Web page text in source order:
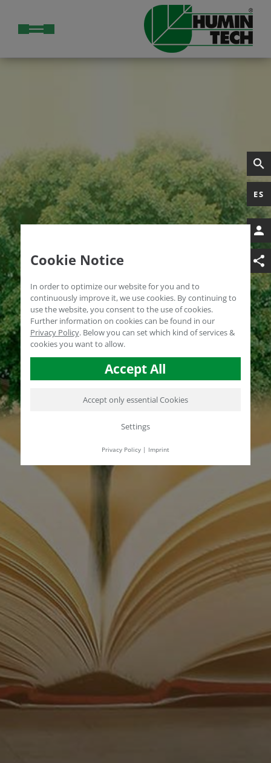
ES
Cookie Notice
In order to optimize our website for you and to
continuously improve it, we use cookies. By continuing to
use the website, you consent to the use of cookies.
Further information on cookies can be found in our
Privacy Policy. Below you can set which kind of services &
cookies you want to allow.
Accept All
Accept only essential Cookies
Settings
Privacy Policy| Imprint